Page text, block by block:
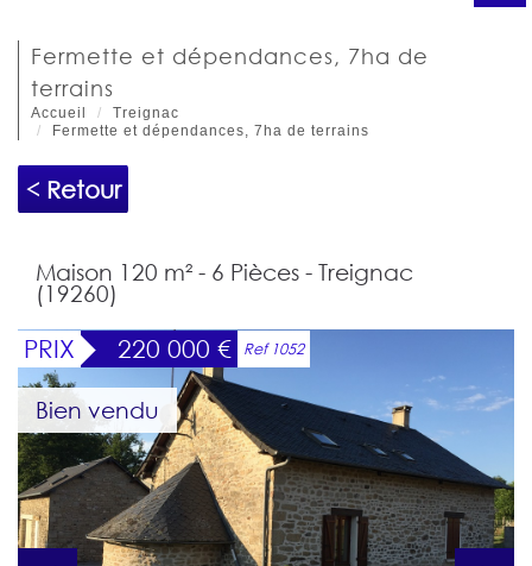
fermette et dépendances, 7ha de
terrains
Accueil
Treignac
Fermette et dépendances, 7ha de terrains
< Retour
Maison 120 m² - 6 Pièces - Treignac
(19260)
PRIX 220 000 € Ref 1052
Bien vendu